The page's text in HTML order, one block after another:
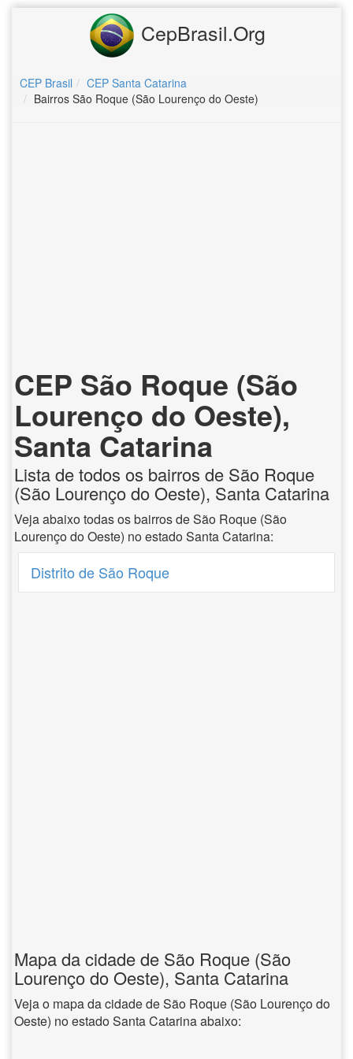
CepBrasil.Org
CEP Brasil
CEP Santa Catarina
Bairros São Roque (São Lourenço do Oeste)
CEP São Roque (São
Lourenço do Oeste),
Santa Catarina
Lista de todos os bairros de São Roque
(São Lourenço do Oeste), Santa Catarina
Veja abaixo todas os bairros de São Roque (São
Lourenço do Oeste) no estado Santa Catarina:
Distrito de São Roque
Mapa da cidade de São Roque (São
Lourenço do Oeste), Santa Catarina
Veja o mapa da cidade de São Roque (São Lourenço do
Oeste) no estado Santa Catarina abaixo: